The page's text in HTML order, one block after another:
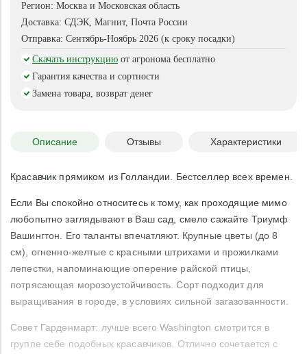
Регион: Москва и Московская область
Доставка: СДЭК, Магнит, Почта России
Отправка: Сентябрь-Ноябрь 2026 (к сроку посадки)
Скачать инструкцию от агронома бесплатно
Гарантия качества и сортности
Замена товара, возврат денег
Описание Отзывы Характеристики
Красавчик прямиком из Голландии. Бестселлер всех времен.
Если Вы спокойно относитесь к тому, как проходящие мимо
любопытно заглядывают в Ваш сад, смело сажайте Триумф
Вашингтон. Его таланты впечатляют. Крупные цветы (до 8
см), огненно-желтые с красными штрихами и прожилками
лепестки, напоминающие оперение райской птицы,
потрясающая морозоустойчивость. Сорт подходит для
выращивания в городе, в условиях сильной загазованности.
Совет Гарденмарт: лучше всего Washington смотрится в
группе себе подобных красавчиков. Отлично сочетается с